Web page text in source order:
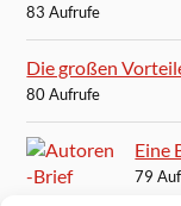
83 Aufrufe
Die großen
80 Aufrufe
Eine
79